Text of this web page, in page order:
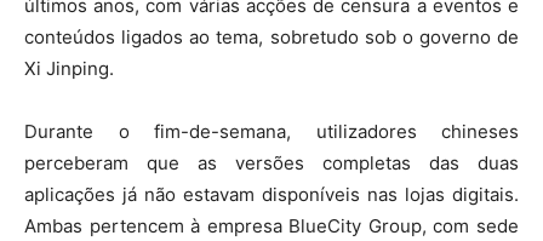
últimos anos, com várias acções de censura a eventos e
conteúdos ligados ao tema, sobretudo sob o governo de
Xi Jinping.
Durante o fim-de-semana, utilizadores chineses
perceberam que as versões completas das duas
aplicações já não estavam disponíveis nas lojas digitais.
Ambas pertencem à empresa BlueCity Group, com sede